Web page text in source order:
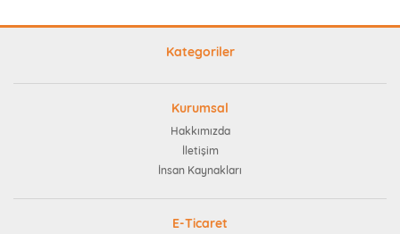
Kategoriler
Kurumsal
Hakkımızda
İletişim
İnsan Kaynakları
E-Ticaret